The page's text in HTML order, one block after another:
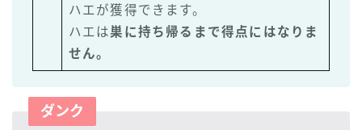
ハエが獲得できます。
ハエは巣に持ち帰るまで得点にはなりま
せん。
ダンク